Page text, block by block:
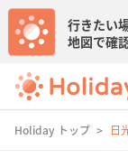
行きたい
地図で確
Holiday トップ 日